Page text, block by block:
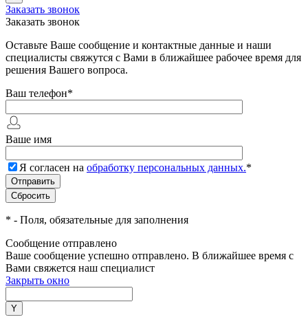
Заказать звонок
Заказать звонок
Оставьте Ваше сообщение и контактные данные и наши
специалисты свяжутся с Вами в ближайшее рабочее время для
решения Вашего вопроса.
Ваш телефон*
Ваше имя
Я согласен на обработку персональных данных.*
* - Поля, обязательные для заполнения
Сообщение отправлено
Ваше сообщение успешно отправлено. В ближайшее время с
Вами свяжется наш специалист
Закрыть окно